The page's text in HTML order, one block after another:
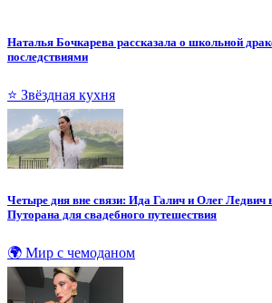
Наталья Бочкарева рассказала о школьной
последствиями
⭐ Звёздная кухня
Четыре дня вне связи: Ида Галич и Олег Ледвич
Путорана для свадебного путешествия
🌍 Мир с чемоданом